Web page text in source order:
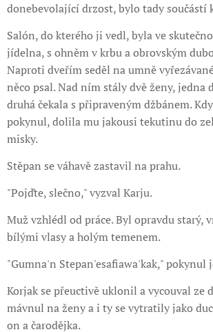
donebevolající drzost, bylo tady součástí
Salón, do kterého ji vedl, byla ve
jídelna, s ohněm v krbu a obrovským
Naproti dveřím seděl na umně
něco psal. Nad ním stály dvě ženy, jedna
druhá čekala s připraveným džbánem.
pokynul, dolila mu jakousi tekutinu do
misky.
Stěpan se váhavě zastavil na prahu.
"Pojďte, slečno," vyzval Karju.
Muž vzhlédl od práce. Byl opravdu starý,
bílými vlasy a holým temenem.
"Gumna'n Stepan'esafiawa'kak," pokynul
Korjak se přeuctivě uklonil a vycouval ze
mávnul na ženy a i ty se vytratily jako
on a čarodějka.